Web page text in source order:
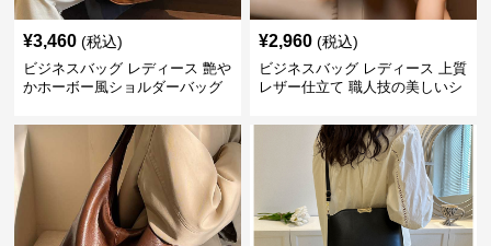
¥3,460 (税込)
ビジネスバッグ レディース 艶や
かホーボー風ショルダーバッグ
¥2,960 (税込)
ビジネスバッグ レディース 上質
レザー仕立て 職人技の美しいシ